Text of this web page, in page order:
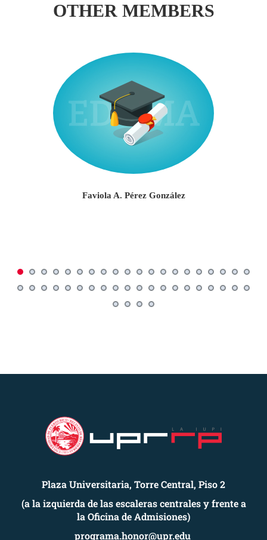
OTHER MEMBERS
Faviola A. Pérez González
Plaza Universitaria, Torre Central, Piso 2
(a la izquierda de las escaleras centrales y frente a
la Oficina de Admisiones)
programa.honor@upr.edu